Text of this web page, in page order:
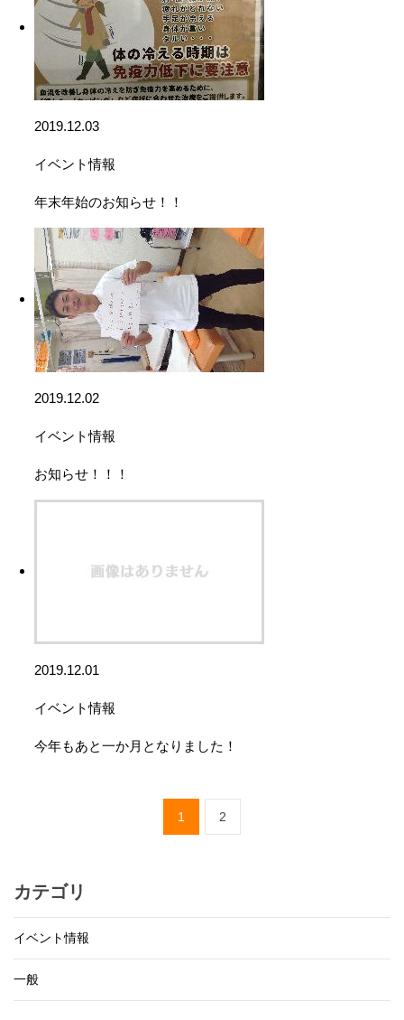
2019.12.03
イベント情報
年末年始のお知らせ！！
2019.12.02
イベント情報
お知らせ！！！
2019.12.01
イベント情報
今年もあと一か月となりました！
1 2
カテゴリ
イベント情報
一般